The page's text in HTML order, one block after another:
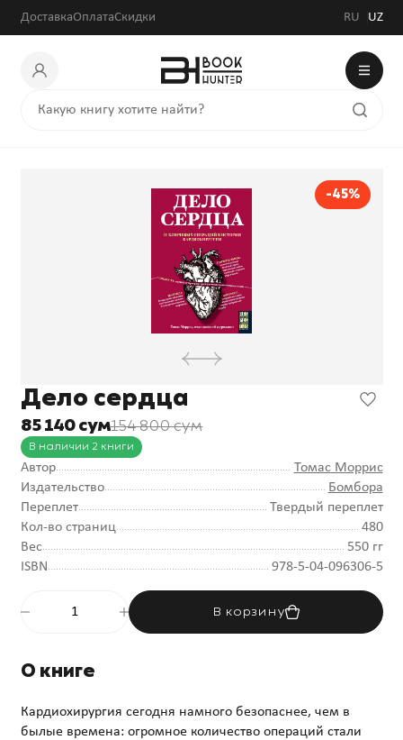
ДоставкаОплатаСкидки RU UZ
-45%
Дело сердца
85 140 сум154 800 сум
В наличии 2 книги
Автор
Томас Моррис
Издательство
Бомбора
Переплет
Твердый переплет
Кол-во страниц
480
Вес
550 гг
ISBN
978-5-04-096306-5
В корзину
О книге
Кардиохирургия сегодня намного безопаснее, чем в
былые времена: огромное количество операций стали